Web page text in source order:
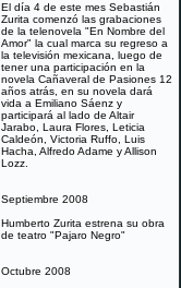
El día 4 de este mes Sebastián
Zurita comenzó las grabaciones
de la telenovela "En Nombre del
Amor" la cual marca su regreso a
la televisión mexicana, luego de
tener una participación en la
novela Cañaveral de Pasiones 12
años atrás, en su novela dará
vida a Emiliano Sáenz y
participará al lado de Altair
Jarabo, Laura Flores, Leticia
Caldeón, Victoria Ruffo, Luis
Hacha, Alfredo Adame y Allison
Lozz.
Septiembre 2008
Humberto Zurita estrena su obra
de teatro "Pajaro Negro"
Octubre 2008